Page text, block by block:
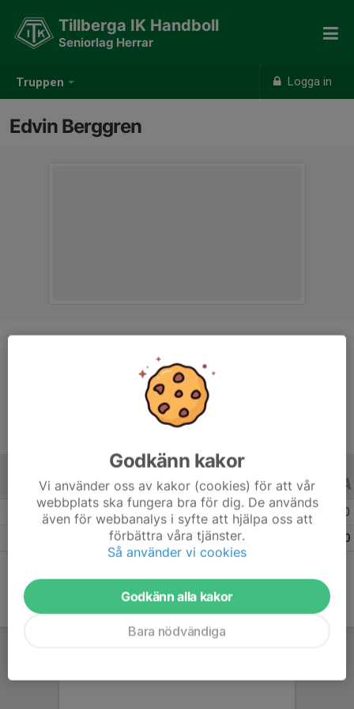
Truppen Logga in
Tillberga IK Handboll
Seniorlag Herrar
Edvin Berggren
24 år
ALLA SERIER ALLA ÅR
Säsongen 25/26 0
0
Godkänn kakor
Vi använder oss av kakor (cookies) för att vår
webbplats ska fungera bra för dig. De används
även för webbanalys i syfte att hjälpa oss att
förbättra våra tjänster.
Så använder vi cookies
Godkänn alla kakor
Bara nödvändiga